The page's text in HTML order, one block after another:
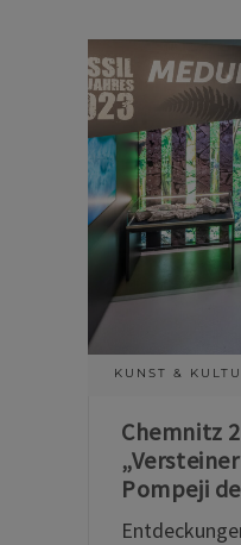
KUNST &
Chemnitz
Pompeji